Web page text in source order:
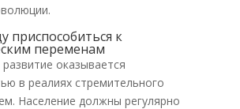
приспособиться к
переменам
оказывается
в реалиях стремительного
Население должны регулярно